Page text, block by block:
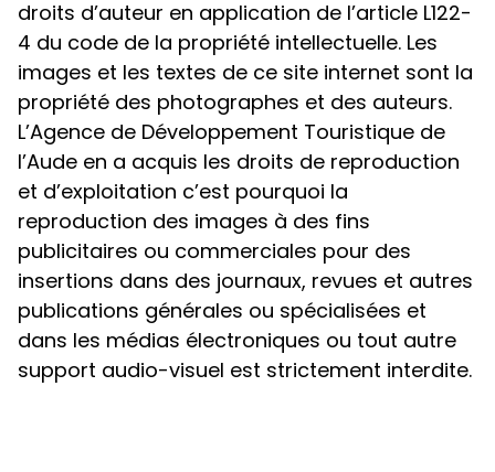
droits d’auteur en application de l’article L122-
4 du code de la propriété intellectuelle. Les
images et les textes de ce site internet sont la
propriété des photographes et des auteurs.
L’Agence de Développement Touristique de
l’Aude en a acquis les droits de reproduction
et d’exploitation c’est pourquoi la
reproduction des images à des fins
publicitaires ou commerciales pour des
insertions dans des journaux, revues et autres
publications générales ou spécialisées et
dans les médias électroniques ou tout autre
support audio-visuel est strictement interdite.